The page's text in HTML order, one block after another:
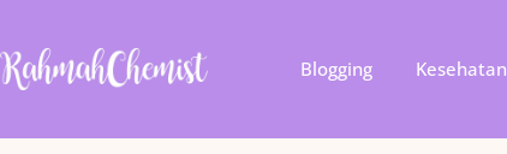
Blogging Kesehatan